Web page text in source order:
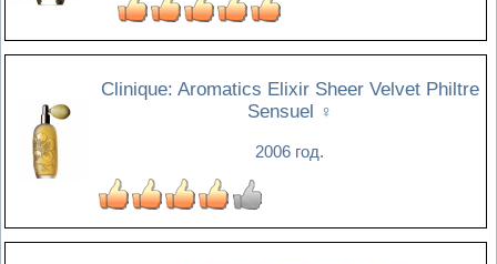
Clinique: Aromatics Elixir Sheer Velvet Philtre
Sensuel ♀
2006 год.